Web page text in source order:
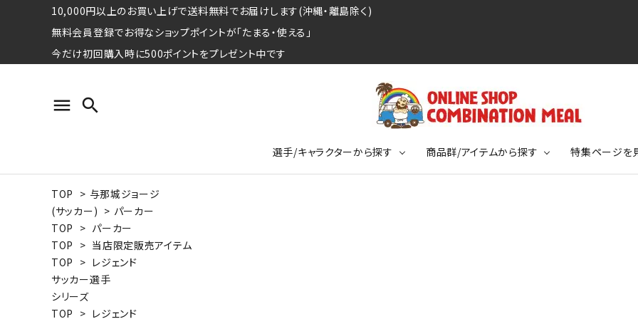
10,000円以上のお買い上げで送料無料でお届けします(沖縄・離島除く)
無料会員登録でお得なショップポイントが「たまる・使える」
今だけ初回購入時に500ポイントをプレゼント中です
menu search
選手/キャラクターから探す
プロ野球選手コレクション
日本プロサッカー選手会シリーズ
水泳競技選手コレクション
商品群/アイテムから探す
Tシャツ
パーカー
期間限定販売アイテム
特集ページを
特集ページ
ウォーレン･クロマティ
特集ページ
競走馬コレクション
TOP > 与那城ジョージ
(サッカー) > パーカー
TOP > パーカー
TOP > 当店限定販売アイテム
TOP > レジェンド
サッカー選手
シリーズ
TOP > レジェンド